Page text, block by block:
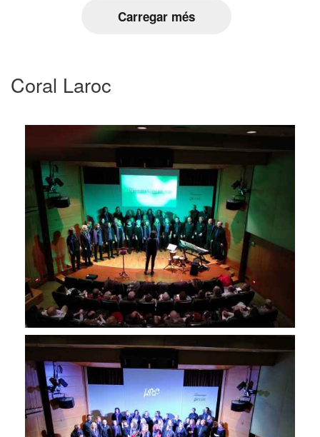
Carregar més
Coral Laroc